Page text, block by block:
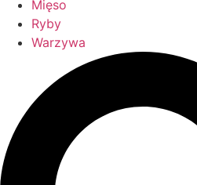
Mięso
Ryby
Warzywa